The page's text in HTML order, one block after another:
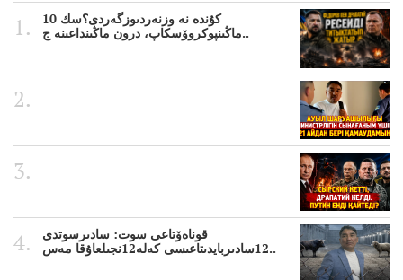
10 كۇندە نە وزنەردىوزگەردى؟سك
ماڭىنپوكروۆسكاپ، درون ماڭىنداعىنە ج..
قوناەۆتاعى سوت: سادىرسوتدى
12سادىربايدىتاعىسى كەلە12نجىلعاۇقا مەس..